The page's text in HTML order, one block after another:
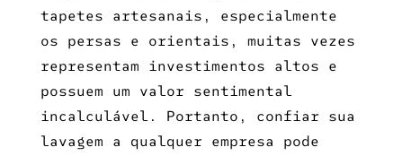
tapetes artesanais, especialmente
os persas e orientais, muitas vezes
representam investimentos altos e
possuem um valor sentimental
incalculável. Portanto, confiar sua
lavagem a qualquer empresa pode